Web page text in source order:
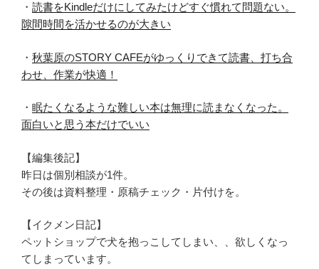
・ 読書をKindleだけにしてみたけどすぐ慣れて問題ない。
隙間時間を活かせるのが大きい
・ 秋葉原のSTORY CAFEがゆっくりできて読書、打ち合
わせ、作業が快適！
・ 眠たくなるような難しい本は無理に読まなくなった。
面白いと思う本だけでいい
【編集後記】
昨日は個別相談が1件。
その後は資料整理・原稿チェック・片付けを。
【イクメン日記】
ペットショップで犬を抱っこしてしまい、、欲しくなっ
てしまっています。